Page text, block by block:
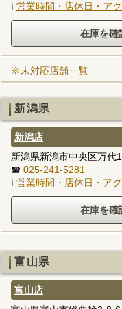
ℹ 営業時間・店休日・ア
※未対応店舗一覧
新潟県
新潟店
新潟県新潟市中央区万代
☎ 025-241-5281
ℹ 営業時間・店休日・ア
富山県
富山店